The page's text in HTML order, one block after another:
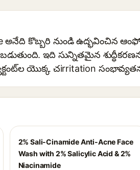
కొబ్బరి నుండి ఉద్భవించిన
ఇది సున్నితమైన శుద్ధీకరణను,
యొక్క చirritation సంభావ్యతను
2% Sali-Cinamide Anti-Acne Face
Wash with 2% Salicylic Acid & 2%
Niacinamide